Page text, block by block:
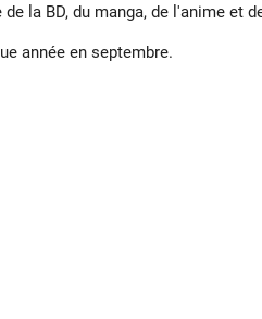
la BD, du manga, de l'anime et
année en septembre.